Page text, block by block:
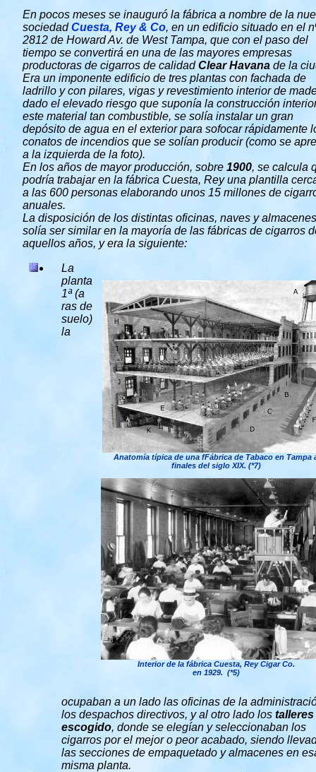
En pocos meses se inauguró la fábrica a nombre de la
sociedadCuesta, Rey & Co, en un edificio situado en el
2812 de Howard Av. de West Tampa, que con el paso del
tiempo se convertirá en una de las mayores empresas
productoras de cigarros de calidadClear Havana de la
Era un imponente edificio de tres plantas con fachada de
ladrillo y con pilares, vigas y revestimiento interior de
dado el elevado riesgo que suponía la construcción
este material tan combustible, se solía instalar un gran
depósito de agua en el exterior para sofocar rápidamente
conatos de incendios que se solían producir (como se
a la izquierda de la foto).
En los años de mayor producción, sobre 1900, se calcula
podría trabajar en la fábrica Cuesta, Rey una plantilla
a las 600 personas elaborando unos 15 millones de
anuales.
La disposición de los distintas oficinas, naves y almacenes
solía ser similar en la mayoría de las fábricas de cigarros
aquellos años, y era la siguiente:
Anatomía típica de una fFábrica de Tabaco en Tampa
finales del siglo XIX. (*7)
Interior de la fábrica Cuesta, Rey Cigar Co.
en 1929. (*5)
La
planta
1ª (a
ras de
suelo)
la
ocupaban a un lado las oficinas de la
los despachos directivos, y al otro lado los talleres
escogido, donde se elegían y seleccionaban los
cigarros por el mejor o peor acabado, siendo
las secciones de empaquetado y almacenes en
misma planta.